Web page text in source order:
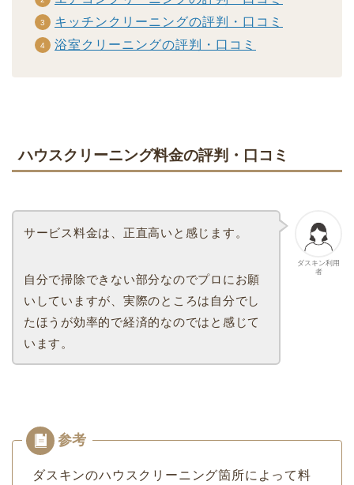
キッチンクリーニングの評判・口コミ
浴室クリーニングの評判・口コミ
ハウスクリーニング料金の評判・口コミ
ダスキン利用
者
サービス料金は、正直高いと感じます。
自分で掃除できない部分なのでプロにお願
いしていますが、実際のところは自分でし
たほうが効率的で経済的なのではと感じて
います。
ダスキンのハウスクリーニング箇所によって料